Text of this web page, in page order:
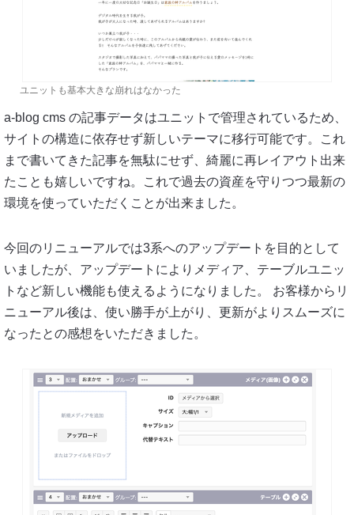
ユニットも基本大きな崩れはなかった
a-blog cms の記事データはユニットで管理されているため、
サイトの構造に依存せず新しいテーマに移行可能です。これ
まで書いてきた記事を無駄にせず、綺麗に再レイアウト出来
たことも嬉しいですね。これで過去の資産を守りつつ最新の
環境を使っていただくことが出来ました。
今回のリニューアルでは3系へのアップデートを目的として
いましたが、アップデートによりメディア、テーブルユニッ
トなど新しい機能も使えるようになりました。 お客様からリ
ニューアル後は、使い勝手が上がり、更新がよりスムーズに
なったとの感想をいただきました。